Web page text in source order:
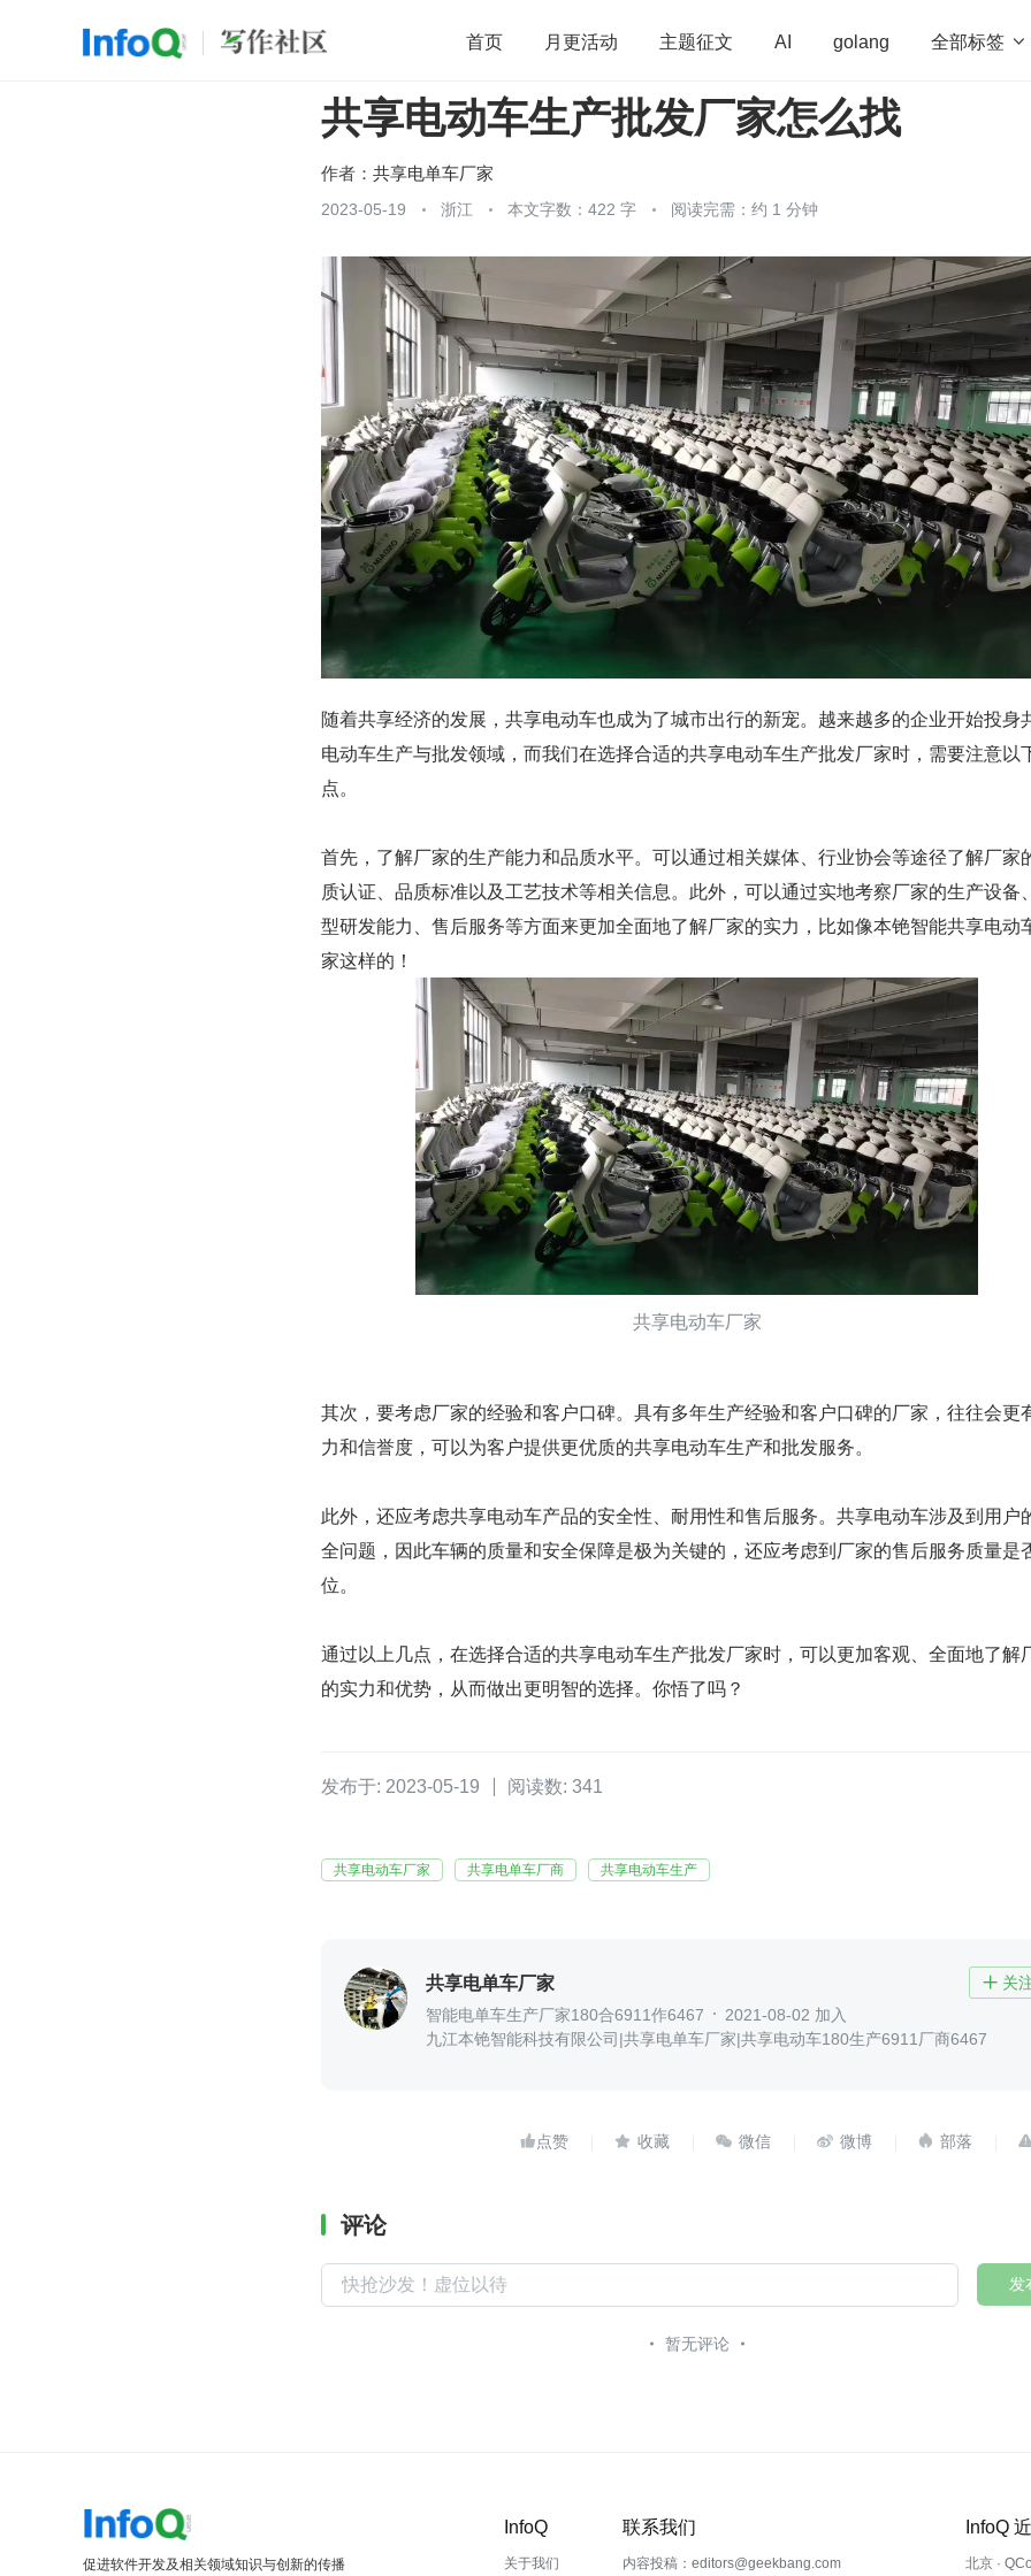
首页 月更活动 主题征文 AI golang 全部标签 
开源 架构 OpenHarmony 算法 学习方法 Web3.0
团队管理
共享电动车生产批发厂家怎么找
作者： 共享电单车厂家
2023-05-19 浙江 本文字数：422 字 阅读完需：约 1 分钟
随着共享经济的发展，共享电动车也成为了城市出行的新宠。越来越多的企业开始投身
电动车生产与批发领域，而我们在选择合适的共享电动车生产批发厂家时，需要注意以
点。
首先，了解厂家的生产能力和品质水平。可以通过相关媒体、行业协会等途径了解厂家
质认证、品质标准以及工艺技术等相关信息。此外，可以通过实地考察厂家的生产设备
型研发能力、售后服务等方面来更加全面地了解厂家的实力，比如像本铯智能共享电动
家这样的！
共享电动车厂家
其次，要考虑厂家的经验和客户口碑。具有多年生产经验和客户口碑的厂家，往往会更
力和信誉度，可以为客户提供更优质的共享电动车生产和批发服务。
此外，还应考虑共享电动车产品的安全性、耐用性和售后服务。共享电动车涉及到用户
全问题，因此车辆的质量和安全保障是极为关键的，还应考虑到厂家的售后服务质量是
位。
通过以上几点，在选择合适的共享电动车生产批发厂家时，可以更加客观、全面地了解
的实力和优势，从而做出更明智的选择。你悟了吗？
发布于: 2023-05-19 阅读数: 341
共享电动车厂家 共享电单车厂商 共享电动车生产
共享电单车厂家  关
智能电单车生产厂家180合6911作6467
2021-08-02 加入
九江本铯智能科技有限公司|共享电单车厂家|共享电动车180生产6911厂商6467
    
评论
发
暂无评论
促进软件开发及相关领域知识与创新的传播
InfoQ
关于我们
联系我们
内容投稿：editors@geekbang.com
InfoQ
北京 ·